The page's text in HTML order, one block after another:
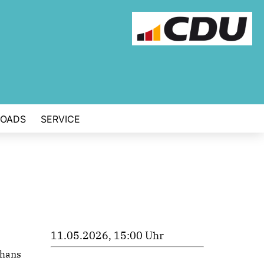
SERVICE
11.05.2026, 15:00 Uhr